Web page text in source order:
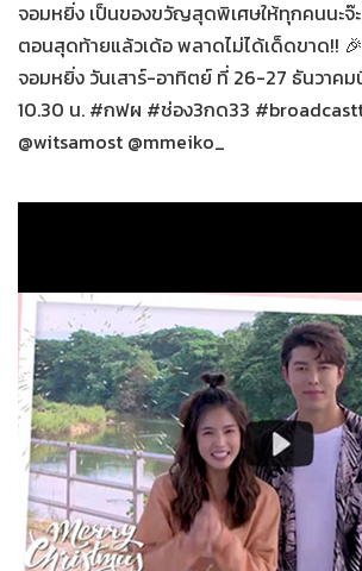
จอมหยิ่ง เป็นของขวัญสุดพิเศษให้ทุกคนนะจ๊
ตอนสุดท้ายแล้วเด้อ พลาดไม่ได้เด็ดขาด!!
จอมหยิ่ง วันเสาร์-อาทิตย์ ที่ 26-27 ธันวาคมนี้
10.30 น. #กฟผ #ช่อง3กด33
@witsamost @mmeiko_